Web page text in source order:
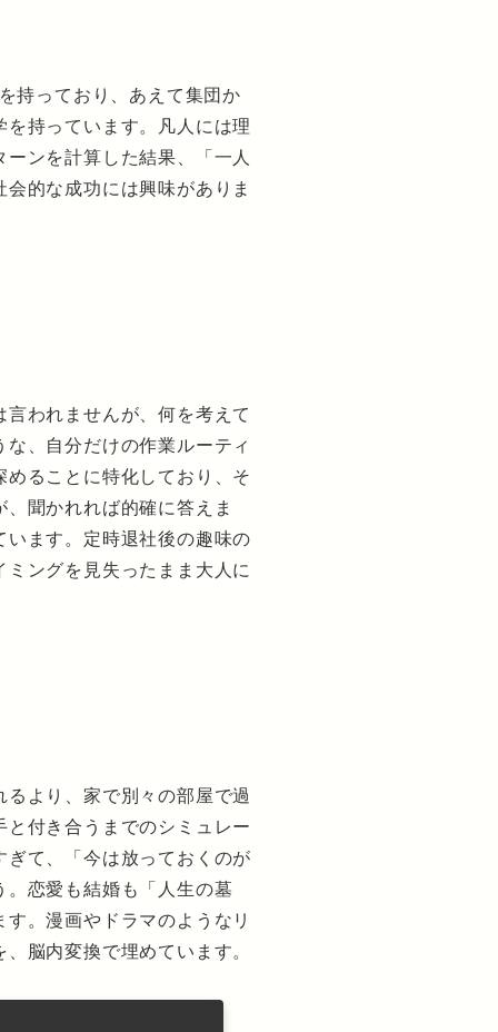
持っており、あえて集団か
持っています。凡人には理
ンを計算した結果、「一人
的な成功には興味がありま
われませんが、何を考えて
、自分だけの作業ルーティ
ることに特化しており、そ
聞かれれば的確に答えま
ます。定時退社後の趣味の
ングを見失ったまま大人に
より、家で別々の部屋で過
付き合うまでのシミュレー
て、「今は放っておくのが
恋愛も結婚も「人生の墓
。漫画やドラマのようなリ
脳内変換で埋めています。